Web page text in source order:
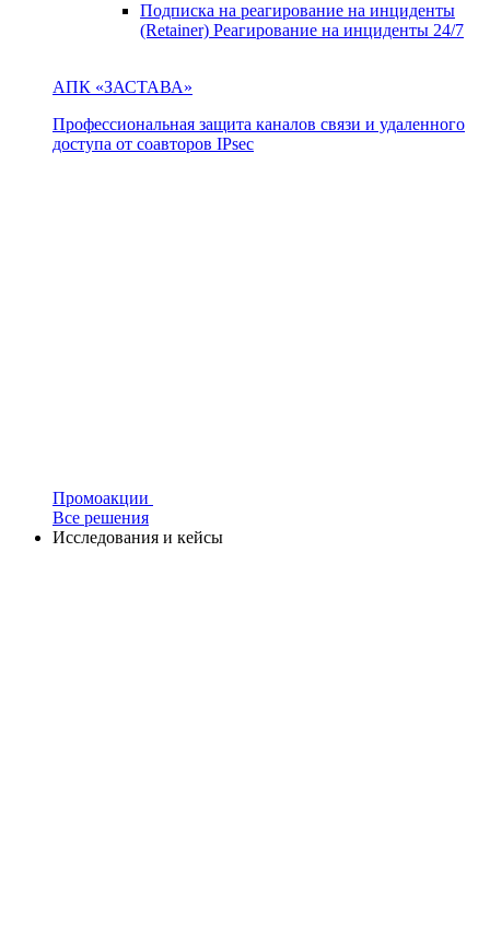
Подписка на реагирование на инциденты
(Retainer) Реагирование на инциденты 24/7
АПК «ЗАСТАВА»
Профессиональная защита каналов связи и удаленного
доступа от соавторов IPsec
Промоакции
Все решения
Исследования и кейсы